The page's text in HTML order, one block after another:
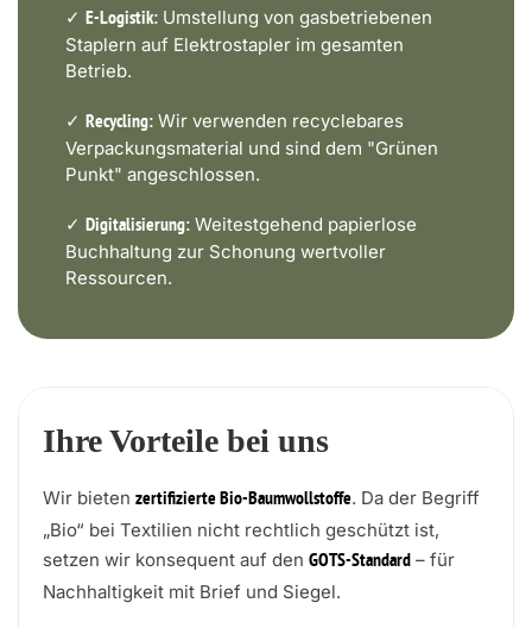
✓ E-Logistik: Umstellung von gasbetriebenen
Staplern auf Elektrostapler im gesamten
Betrieb.
✓ Recycling: Wir verwenden recyclebares
Verpackungsmaterial und sind dem "Grünen
Punkt" angeschlossen.
✓ Digitalisierung: Weitestgehend papierlose
Buchhaltung zur Schonung wertvoller
Ressourcen.
Ihre Vorteile bei uns
Wir bieten zertifizierte Bio-Baumwollstoffe. Da der Begriff
„Bio“ bei Textilien nicht rechtlich geschützt ist,
setzen wir konsequent auf den GOTS-Standard – für
Nachhaltigkeit mit Brief und Siegel.